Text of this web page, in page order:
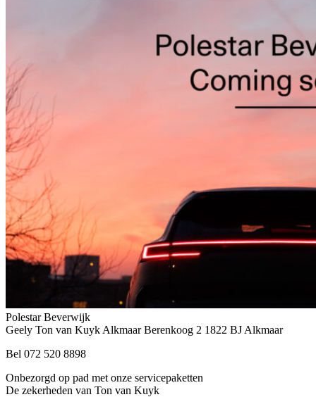
Polestar Beverwijk
Geely Ton van Kuyk Alkmaar Berenkoog 2 1822 BJ Alkmaar
Bel 072 520 8898
Onbezorgd op pad met onze servicepaketten
De zekerheden van Ton van Kuyk